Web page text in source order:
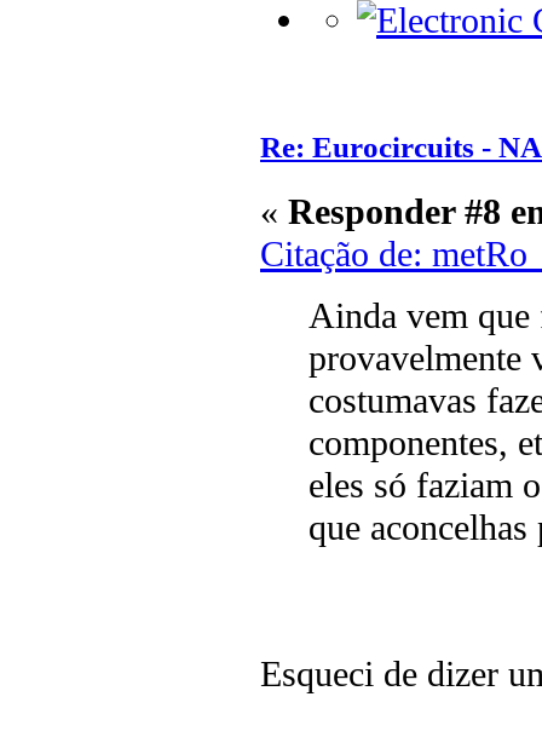
Re: Eurocircuits -
« Responder #8
Citação de:
Ainda vem que
provavelmente
costumavas
componentes,
eles só faziam
que aconcelhas
Esqueci de dizer